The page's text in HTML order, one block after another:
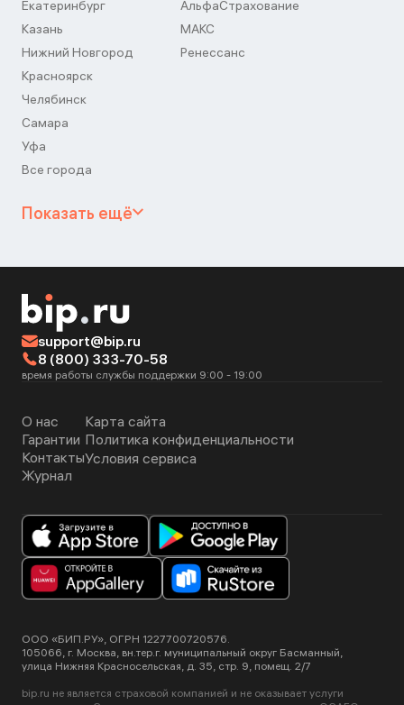
Екатеринбург
Казань
Нижний Новгород
Красноярск
Челябинск
Самара
Уфа
Все города
АльфаСтрахование
МАКС
Ренессанс
Показать ещё
support@bip.ru
8 (800) 333-70-58
время работы службы поддержки 9:00 - 19:00
О нас
Гарантии
Контакты
Журнал
Карта сайта
Политика конфиденциальности
Условия сервиса
ООО «БИП.РУ», ОГРН 1227700720576.
105066, г. Москва, вн.тер.г. муниципальный округ Басманный,
улица Нижняя Красносельская, д. 35, стр. 9, помещ. 2/7
bip.ru не является страховой компанией и не оказывает услуги